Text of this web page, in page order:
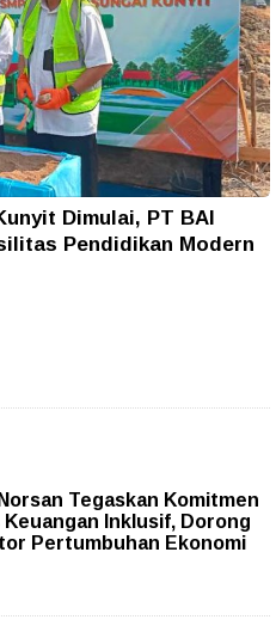
Dimulai, PT BAI
Pendidikan Modern
Tegaskan Komitmen
Keuangan Inklusif, Dorong
Pertumbuhan Ekonomi